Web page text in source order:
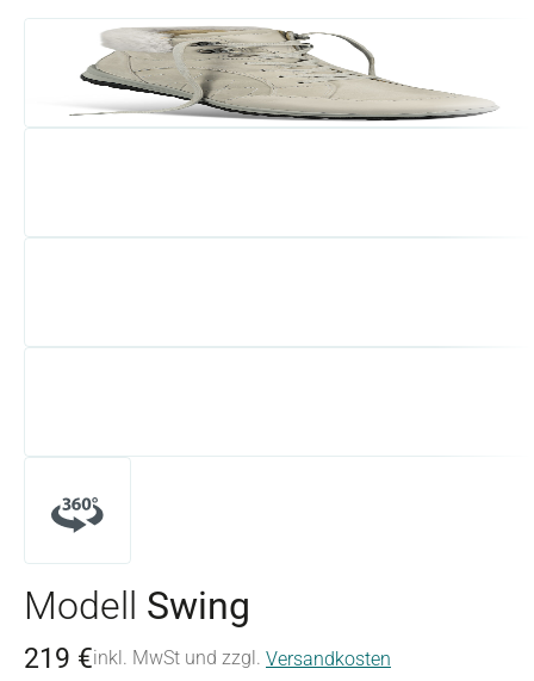
Modell Swing
219 €inkl. MwSt und zzgl. Versandkosten